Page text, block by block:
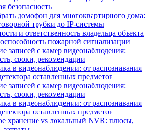
безопасность
домофон для многоквартирного дома:
трубки до IP-системы
и ответственность владельца объекта
пожарной сигнализации
записей с камер видеонаблюдения:
сроки, рекомендации
в видеонаблюдении: от распознавания
оставленных предметов
записей с камер видеонаблюдения:
сроки, рекомендации
в видеонаблюдении: от распознавания
оставленных предметов
хранение vs локальный NVR: плюсы,